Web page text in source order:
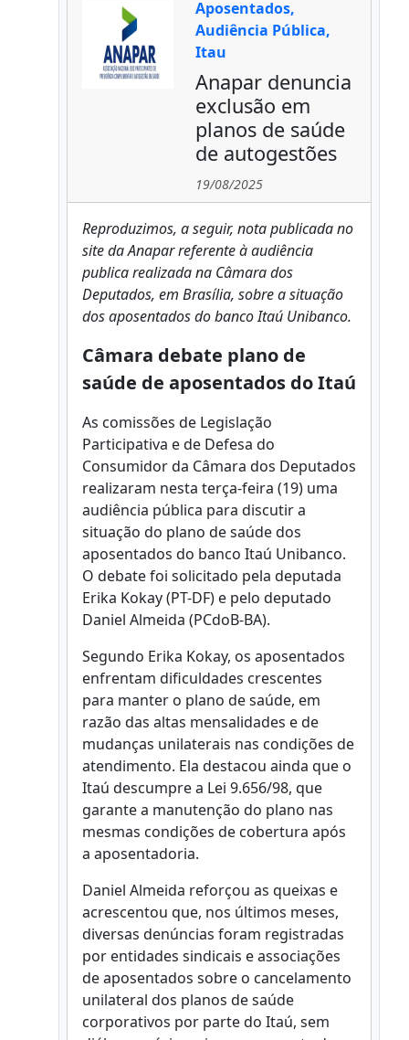
Aposentados,
Audiência Pública,
Itau
Anapar denuncia
exclusão em
planos de saúde
de autogestões
19/08/2025
Reproduzimos, a seguir, nota publicada no
site da Anapar referente à audiência
publica realizada na Câmara dos
Deputados, em Brasília, sobre a situação
dos aposentados do banco Itaú Unibanco.
Câmara debate plano de
saúde de aposentados do Itaú
As comissões de Legislação
Participativa e de Defesa do
Consumidor da Câmara dos Deputados
realizaram nesta terça-feira (19) uma
audiência pública para discutir a
situação do plano de saúde dos
aposentados do banco Itaú Unibanco.
O debate foi solicitado pela deputada
Erika Kokay (PT-DF) e pelo deputado
Daniel Almeida (PCdoB-BA).
Segundo Erika Kokay, os aposentados
enfrentam dificuldades crescentes
para manter o plano de saúde, em
razão das altas mensalidades e de
mudanças unilaterais nas condições de
atendimento. Ela destacou ainda que o
Itaú descumpre a Lei 9.656/98, que
garante a manutenção do plano nas
mesmas condições de cobertura após
a aposentadoria.
Daniel Almeida reforçou as queixas e
acrescentou que, nos últimos meses,
diversas denúncias foram registradas
por entidades sindicais e associações
de aposentados sobre o cancelamento
unilateral dos planos de saúde
corporativos por parte do Itaú, sem